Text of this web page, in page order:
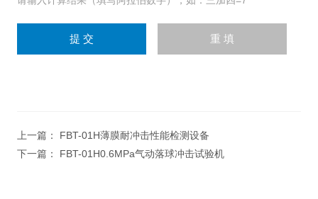
上一篇： FBT-01H薄膜耐冲击性能检测设备
下一篇： FBT-01H0.6MPa气动落球冲击试验机